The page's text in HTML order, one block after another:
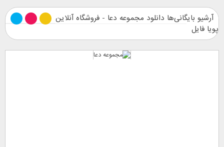
آرشیو بایگانی‌ها دانلود مجموعه دعا - فروشگاه آنلاین
پویا فایل